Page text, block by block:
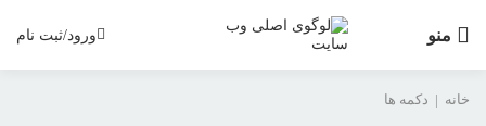
منو ورود/ثبت نام
خانه | دکمه ها